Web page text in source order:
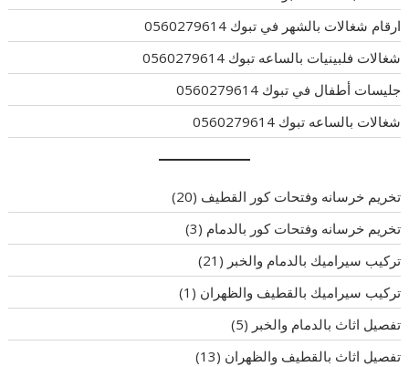
ارقام شغالات بالشهر في تبوك 0560279614
شغالات فلبينيات بالساعه تبوك 0560279614
جليسات أطفال في تبوك 0560279614
شغالات بالساعه تبوك 0560279614
تخريم خرسانه وفتحات كور القطيف (20)
تخريم خرسانه وفتحات كور بالدمام (3)
تركيب سيراميك بالدمام والخبر (21)
تركيب سيراميك بالقطيف والظهران (1)
تفصيل اثاث بالدمام والخبر (5)
تفصيل اثاث بالقطيف والظهران (13)